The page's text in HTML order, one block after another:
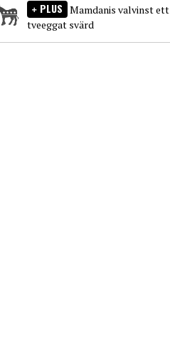
PLUS Mamdanis valvinst ett
tveeggat svärd